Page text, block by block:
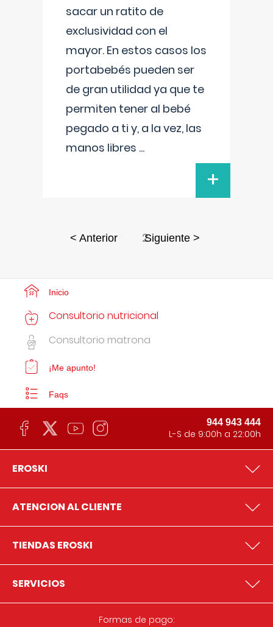
sacar un ratito de
exclusividad con el
mayor. En estos casos los
portabebés pueden ser
de gran utilidad ya que te
permiten tener al bebé
pegado a ti y, a la vez, las
manos libres ...
+
< Anterior 2Siguiente >
Inicio
Consultorio nutricional
Consultorio matrona
¡Me apunto!
Faqs
944 943 444
L-S de 9:00h a 22:00h
EROSKI
ATENCION AL CLIENTE
TIENDAS EROSKI
SERVICIOS
Formas de pago: